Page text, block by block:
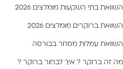
השוואת בתי השקעות מומלצים 2026
השוואת ברוקרים מומלצים 2026
השוואת עמלות מסחר בבורסה
מה זה ברוקר ? איך לבחור ברוקר ?